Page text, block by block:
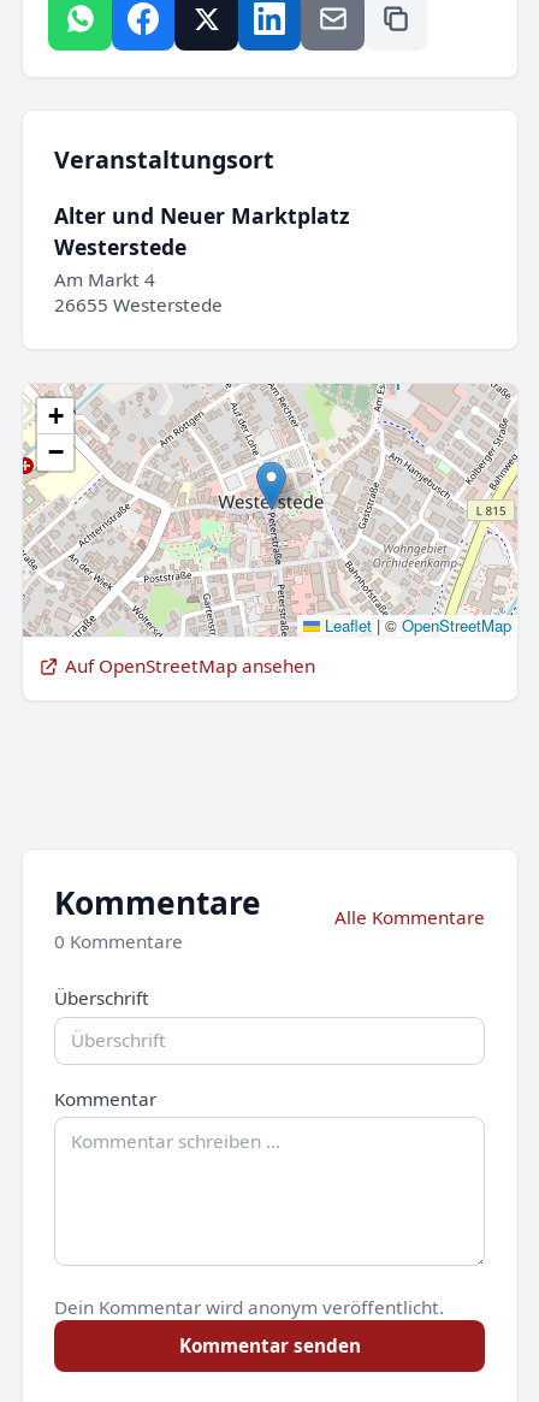
Veranstaltungsort
Alter und Neuer Marktplatz
Westerstede
Am Markt 4
26655 Westerstede
+
−
Leaflet |© OpenStreetMap
Auf OpenStreetMap ansehen
Kommentare
0 Kommentare
Alle Kommentare
Überschrift
Kommentar
Dein Kommentar wird anonym veröffentlicht.
Kommentar senden